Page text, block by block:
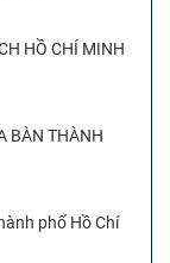
HỒ CHÍ MINH
BÀN THÀNH
phố Hồ Chí